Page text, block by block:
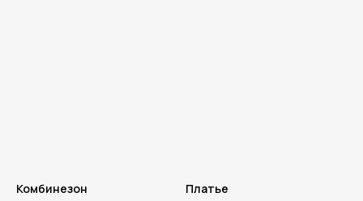
Комбинезон Платье